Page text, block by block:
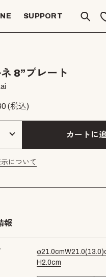
SUPPORT
8”プレート
(税込)
カートに
について
報
φ21.0cmW21.0(13.0
H2.0cm